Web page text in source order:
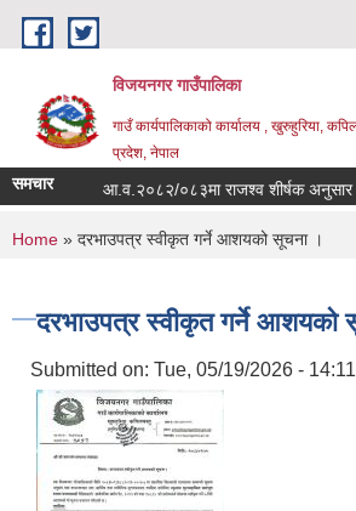
Skip to main content
विजयनगर गाउँपालिका
गाउँ कार्यपालिकाको कार्यालय , खुरुहुरिया,
प्रदेश, नेपाल
समचार
। आ.व.२०८२/०८३मा राजश्व शीर्षक अनुसार
You are here
Home » दरभाउपत्र स्वीकृत गर्ने आशयको सूचना ।
दरभाउपत्र स्वीकृत गर्ने आशयको
Submitted on: Tue, 05/19/2026 - 14:11